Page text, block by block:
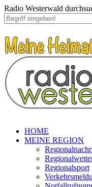
Radio Westerwald
HOME
MEINE REGION
Regionalsport